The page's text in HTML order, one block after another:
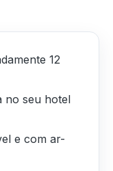
12
no seu hotel
e com ar-